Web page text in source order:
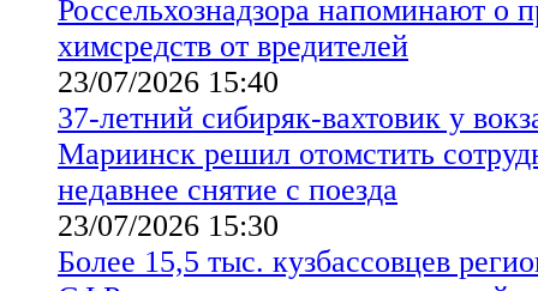
Россельхознадзора напоминают о
химсредств от вредителей
23/07/2026 15:40
37-летний сибиряк-вахтовик у
Мариинск решил отомстить
недавнее снятие с поезда
23/07/2026 15:30
Более 15,5 тыс. кузбассовцев